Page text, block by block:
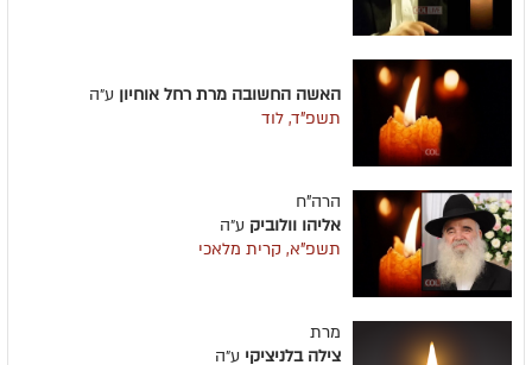
האשה החשובה מרת רחל אוחיון ע״ה
תשפ"ד, לוד
הרה"ח
אליהו וולוביק ע״ה
תשפ"א, קרית מלאכי
מרת
צילה בלניציקי ע״ה